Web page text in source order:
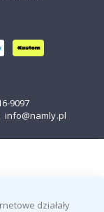
9097
info@namly.pl
działały